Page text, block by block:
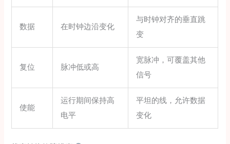
数据 在时钟边沿变化
与时钟对齐的垂直跳
变
复位 脉冲低或高
宽脉冲，可覆盖其他
信号
使能
运行期间保持高
电平
平坦的线，允许数据
变化